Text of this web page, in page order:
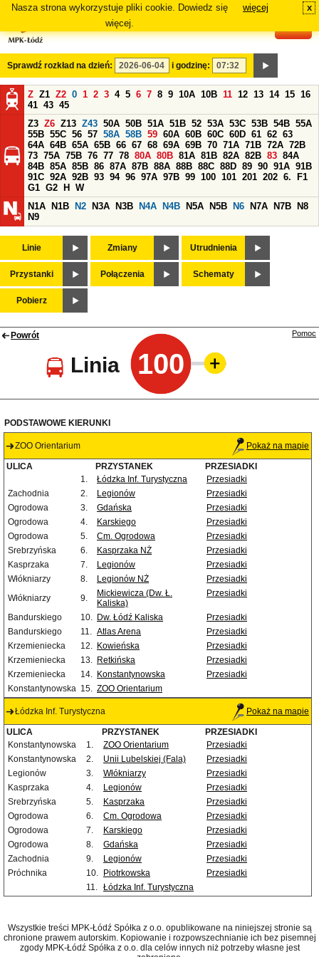
Nasza strona wykorzystuje pliki cookie. Dowiedz się
więcej.
więcej x
Sprawdź rozkład na dzień: i godzinę:
Z Z1 Z2 0 1 2 3 4 5 6 7 8 9 10A 10B 11 12 13 14 15 16
41 43 45
Z3 Z6 Z13 Z43 50A 50B 51A 51B 52 53A 53C 53B 54B 55A
55B 55C 56 57 58A 58B 59 60A 60B 60C 60D 61 62 63
64A 64B 65A 65B 66 67 68 69A 69B 70 71A 71B 72A 72B
73 75A 75B 76 77 78 80A 80B 81A 81B 82A 82B 83 84A
84B 85A 85B 86 87A 87B 88A 88B 88C 88D 89 90 91A 91B
91C 92A 92B 93 94 96 97A 97B 99 100 101 201 202 6.
F1
G1 G2 H
W
N1A
N1B N2 N3A N3B N4A N4B N5A N5B N6 N7A N7B
N8
N9
Linie Zmiany Utrudnienia
Przystanki Połączenia Schematy
Pobierz
Powrót
Linia 100
Pomoc
PODSTAWOWE KIERUNKI
ZOO Orientarium Pokaż na mapie
ULICA PRZYSTANEK
PRZESIADKI
1.
Łódzka Inf. Turystyczna
Przesiadki
Zachodnia
2. Legionów
Przesiadki
Ogrodowa
3. Gdańska
Przesiadki
Ogrodowa
4. Karskiego
Przesiadki
Ogrodowa
5. Cm. Ogrodowa
Przesiadki
Srebrzyńska
6. Kasprzaka NŻ
Przesiadki
Kasprzaka
7. Legionów
Przesiadki
Włókniarzy
8. Legionów NŻ
Przesiadki
Włókniarzy
9.
Mickiewicza (Dw. Ł.
Kaliska)
Przesiadki
Bandurskiego 10. Dw. Łódź Kaliska
Przesiadki
Bandurskiego
11. Atlas Arena
Przesiadki
Krzemieniecka
12. Kowieńska
Przesiadki
Krzemieniecka
13. Retkińska
Przesiadki
Krzemieniecka
14. Konstantynowska
Przesiadki
Konstantynowska 15. ZOO Orientarium
Łódzka Inf. Turystyczna Pokaż na mapie
ULICA PRZYSTANEK
PRZESIADKI
Konstantynowska
1. ZOO Orientarium
Przesiadki
Konstantynowska
2. Unii Lubelskiej (Fala)
Przesiadki
Legionów
3. Włókniarzy
Przesiadki
Kasprzaka
4. Legionów
Przesiadki
Srebrzyńska
5. Kasprzaka
Przesiadki
Ogrodowa
6. Cm. Ogrodowa
Przesiadki
Ogrodowa
7. Karskiego
Przesiadki
Ogrodowa
8. Gdańska
Przesiadki
Zachodnia
9. Legionów
Przesiadki
Próchnika
10. Piotrkowska
Przesiadki
11. Łódzka Inf. Turystyczna
Wszystkie treści MPK-Łódź Spółka z o.o. opublikowane na niniejszej stronie są
chronione prawem autorskim. Kopiowanie i rozpowszechnianie ich bez pisemnej
zgody MPK-Łódź Spółka z o.o. dla celów innych niż potrzeby własne jest